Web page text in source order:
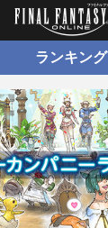
ランキング